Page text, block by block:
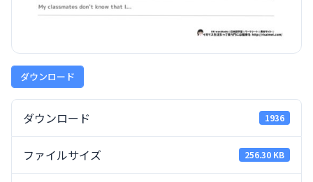
ダウンロード
ダウンロード 1936
ファイルサイズ 256.30 KB